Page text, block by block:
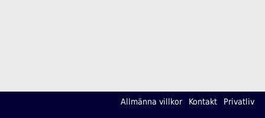
Allmänna villkor Kontakt Privatliv